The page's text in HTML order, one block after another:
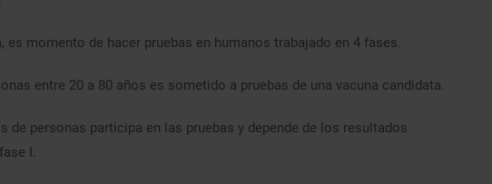
es momento de hacer pruebas en humanos trabajado en 4 fases.
entre 20 a 80 años es sometido a pruebas de una vacuna candidata.
de personas participa en las pruebas y depende de los resultados
I.